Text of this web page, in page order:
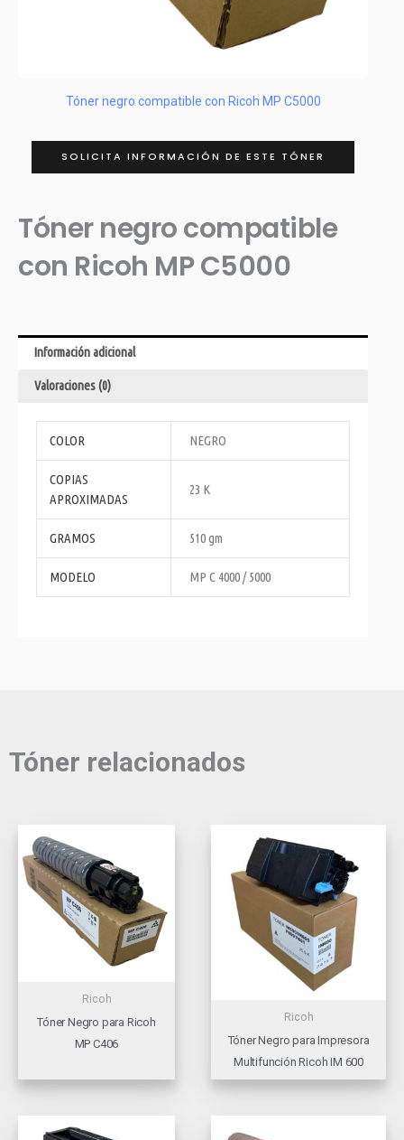
Tóner negro compatible con Ricoh MP C5000
SOLICITA INFORMACIÓN DE ESTE TÓNER
Tóner negro compatible
con Ricoh MP C5000
Información adicional
Valoraciones (0)
COLOR NEGRO
COPIAS
APROXIMADAS
23 K
GRAMOS 510 gm
MODELO MP C 4000 / 5000
Tóner relacionados
Ricoh
Tóner Negro para Ricoh
MP C406
Ricoh
Tóner Negro para Impresora
Multifunción Ricoh IM 600